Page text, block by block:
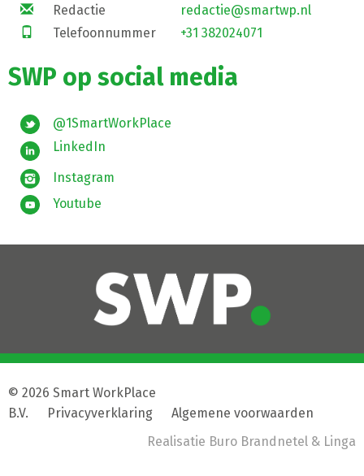
Redactie
redactie@smartwp.nl
Telefoonnummer
+31 382024071
SWP op social media
@1SmartWorkPlace
LinkedIn
Instagram
Youtube
© 2026 Smart WorkPlace
B.V.
Privacyverklaring
Algemene voorwaarden
Realisatie Buro Brandnetel & Linga